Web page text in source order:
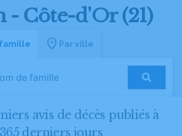
- Côte-d'Or (21)
famille Par ville
avis de décès publiés à
derniers jours